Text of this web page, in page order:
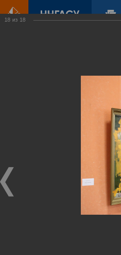
Фотогалерея
18 из 18